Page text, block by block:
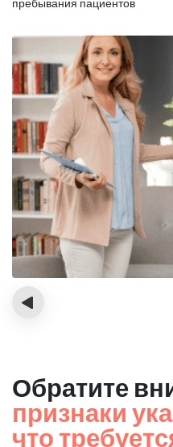
пребывания пациентов
‹
Обратите
признаки
что